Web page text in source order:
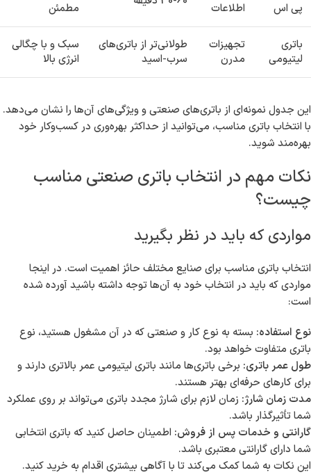
پی اس
اطلاعات
مطمئن
باتری
لیتیومی
تجهیزات
مدرن
طولانی‌تر از باتری‌های
سرب-اسید
سبک و با چگالی
انرژی بالا
این جدول نمونه‌ای از باتری‌های صنعتی و ویژگی‌های آن‌ها را نشان می‌دهد.
با انتخاب باتری مناسب، می‌توانید از حداکثر بهره‌وری در کسب‌وکار خود
بهره‌مند شوید.
نکات مهم در انتخاب باتری صنعتی مناسب
چیست؟
مواردی که باید در نظر بگیرید
انتخاب باتری مناسب برای صنایع مختلف حائز اهمیت است. در اینجا
مواردی که باید در انتخاب خود به آن‌ها توجه داشته باشید آورده شده
است:
نوع استفاده: بسته به نوع کار و صنعتی که در آن مشغول هستید، نوع
باتری متفاوت خواهد بود.
طول عمر باتری: برخی باتری‌ها مانند باتری لیتیومی عمر بالاتری دارند و
برای کارهای حرفه‌ای بهتر هستند.
مدت زمان شارژ: زمان لازم برای شارژ مجدد باتری می‌تواند بر روی عملکرد
شما تأثیرگذار باشد.
گارانتی و خدمات پس از فروش: اطمینان حاصل کنید که باتری انتخابی
شما دارای گارانتی معتبری باشد.
این نکات به شما کمک می‌کند تا با آگاهی بیشتری اقدام به خرید کنید.